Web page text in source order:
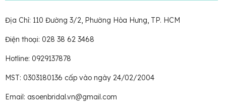
Địa Chỉ: 110 Đường 3/2, Phường Hòa Hưng, TP. HCM
Điện thoại: 028 38 62 3468
Hotline: 0929137878
MST: 0303180136 cấp vào ngày 24/02/2004
Email: asoenbridal.vn@gmail.com